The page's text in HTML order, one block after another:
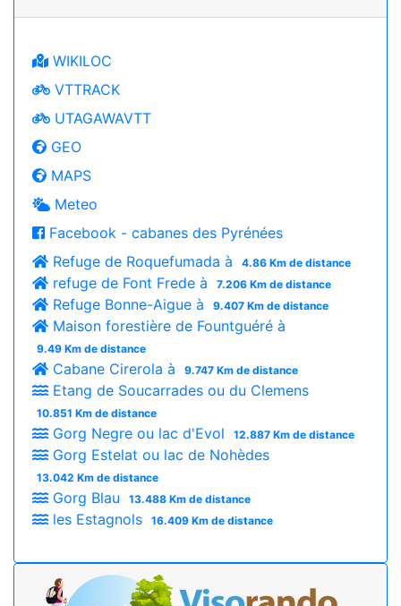
WIKILOC
VTTRACK
UTAGAWAVTT
GEO
MAPS
Meteo
Facebook - cabanes des Pyrénées
Refuge de Roquefumada à
4.86 Km de distance
refuge de Font Frede à 7.206 Km de distance
Refuge Bonne-Aigue à 9.407 Km de distance
Maison forestière de Fountguéré à
9.49 Km de distance
Cabane Cirerola à 9.747 Km de distance
Etang de Soucarrades ou du Clemens
10.851 Km de distance
Gorg Negre ou lac d'Evol 12.887 Km de distance
Gorg Estelat ou lac de Nohèdes
13.042 Km de distance
Gorg Blau 13.488 Km de distance
les Estagnols 16.409 Km de distance